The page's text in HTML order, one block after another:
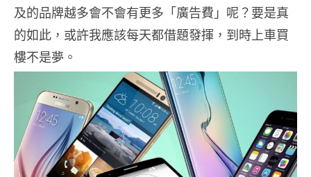
及的品牌越多會不會有更多「廣告費」呢？要是真
的如此，或許我應該每天都借題發揮，到時上車買
樓不是夢。